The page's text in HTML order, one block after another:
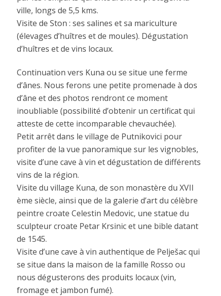
ville, longs de 5,5 kms.
Visite de Ston : ses salines et sa mariculture
(élevages d’huîtres et de moules). Dégustation
d’huîtres et de vins locaux.
Continuation vers Kuna ou se situe une ferme
d’ânes. Nous ferons une petite promenade à dos
d’âne et des photos rendront ce moment
inoubliable (possibilité d’obtenir un certificat qui
atteste de cette incomparable chevauchée).
Petit arrêt dans le village de Putnikovici pour
profiter de la vue panoramique sur les vignobles,
visite d’une cave à vin et dégustation de différents
vins de la région.
Visite du village Kuna, de son monastère du XVII
ème siècle, ainsi que de la galerie d’art du célèbre
peintre croate Celestin Medovic, une statue du
sculpteur croate Petar Krsinic et une bible datant
de 1545.
Visite d’une cave à vin authentique de Pelješac qui
se situe dans la maison de la famille Rosso ou
nous dégusterons des produits locaux (vin,
fromage et jambon fumé).